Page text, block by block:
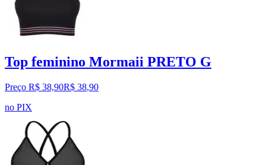
Top feminino Mormaii PRETO G
Preço R$ 38,90R$ 38,90
no PIX